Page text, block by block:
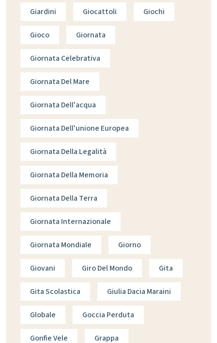
Giardini Giocattoli Giochi
Gioco Giornata
Giornata Celebrativa
Giornata Del Mare
Giornata Dell'acqua
Giornata Dell'unione Europea
Giornata Della Legalità
Giornata Della Memoria
Giornata Della Terra
Giornata Internazionale
Giornata Mondiale Giorno
Giovani Giro Del Mondo Gita
Gita Scolastica Giulia Dacia Maraini
Globale Goccia Perduta
Gonfie Vele Grappa